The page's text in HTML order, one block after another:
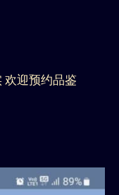
欢迎预约品鉴